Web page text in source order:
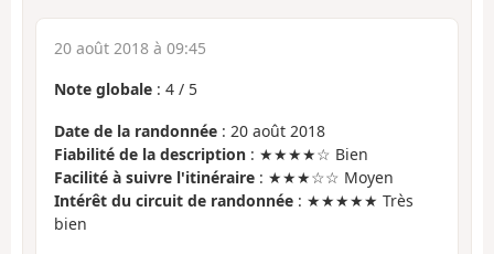
20 août 2018 à 09:45
Note globale : 4 / 5
Date de la randonnée : 20 août 2018
Fiabilité de la description : ★★★★☆ Bien
Facilité à suivre l'itinéraire : ★★★☆☆ Moyen
Intérêt du circuit de randonnée : ★★★★★ Très
bien